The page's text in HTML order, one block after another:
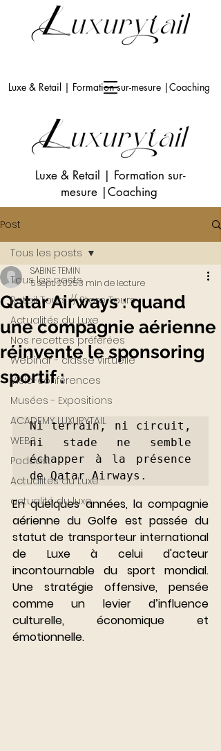
Luxe & Retail | Formation sur-mesure |Coaching
Luxe & Retail | Formation sur-
mesure |Coaching
Post
Tous les posts
Retail Tours // Store Tours
Actualités du Luxe
Nos recettes préférées
Webinar - classe virtuelle
Visio-conférences
Musées - Expositions
ACADEMY LUXURYTAIL
WEB3
Podcast
Actualités du Luxe
actualité du luxe
Tous les posts
Qatar Airways : quand
une compagnie aérienne
réinvente le sponsoring
sportif :
SABINE TEMIN
5 sept. 20253 min de lecture
Ni terrain, ni circuit,
ni stade ne semble
échapper à la présence
de Qatar Airways.
En quelques années, la compagnie
aérienne du Golfe est passée du
statut de transporteur international
de Luxe à celui d'acteur
incontournable du sport mondial.
Une stratégie offensive, pensée
comme un levier d’influence
culturelle, économique et
émotionnelle.